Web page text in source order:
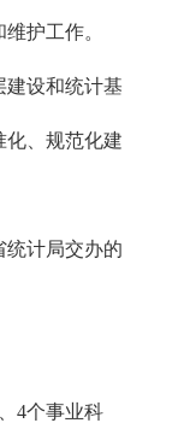
护工作。
设和统计基
化、规范化建
计局交办的
4个事业科